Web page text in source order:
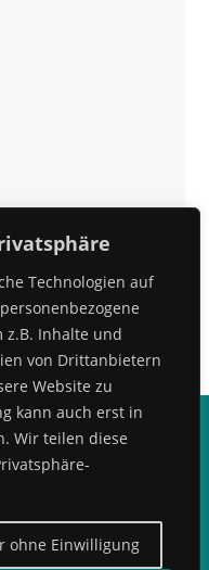
Technologien auf
z.B. Inhalte und
von Drittanbietern
Website zu
kann auch erst in
Wir teilen diese
ohne Einwilligung